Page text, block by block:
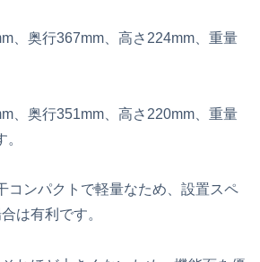
、奥行367mm、高さ224mm、重量
、奥行351mm、高さ220mm、重量
コンパクトで軽量なため、設置スペ
は有利です。